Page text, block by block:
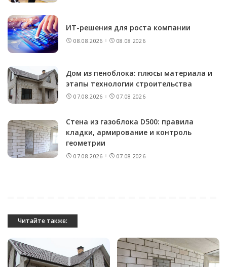
ИТ-решения для роста компании
08.08.2026 08.08.2026
Дом из пеноблока: плюсы материала и
этапы технологии строительства
07.08.2026 07.08.2026
Стена из газоблока D500: правила
кладки, армирование и контроль
геометрии
07.08.2026 07.08.2026
Читайте также: